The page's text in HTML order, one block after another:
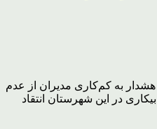
به کم‌کاری مدیران از عدم
بیکاری در این شهرستان انتقاد